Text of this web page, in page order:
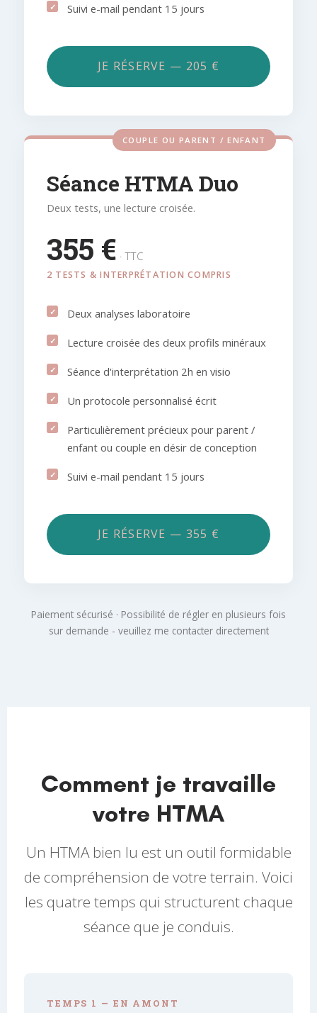
Suivi e-mail pendant 15 jours
JE RÉSERVE — 205 €
COUPLE OU PARENT / ENFANT
Séance HTMA Duo
Deux tests, une lecture croisée.
355 € · TTC
2 TESTS & INTERPRÉTATION COMPRIS
Deux analyses laboratoire
Lecture croisée des deux profils minéraux
Séance d'interprétation 2h en visio
Un protocole personnalisé écrit
Particulièrement précieux pour parent /
enfant ou couple en désir de conception
Suivi e-mail pendant 15 jours
JE RÉSERVE — 355 €
Paiement sécurisé · Possibilité de régler en plusieurs fois
sur demande - veuillez me contacter directement
Comment je travaille
votre HTMA
Un HTMA bien lu est un outil formidable
de compréhension de votre terrain. Voici
les quatre temps qui structurent chaque
séance que je conduis.
TEMPS 1 — EN AMONT